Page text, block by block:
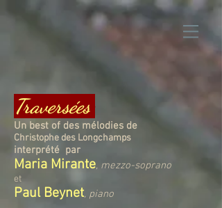
Traversées
Un best of des mélodies de
Christophe des Longchamps
interprété par
Maria Mirante, mezzo-soprano
et
Paul Beynet, piano